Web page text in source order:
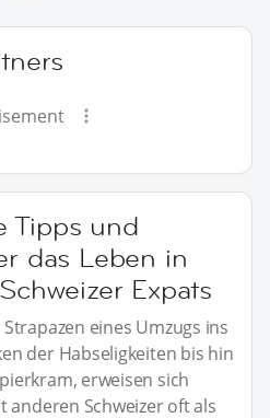
Tipps und
das Leben in
Expats
eines Umzugs ins
der Habseligkeiten bis hin
erweisen sich
anderen Schweizer oft als